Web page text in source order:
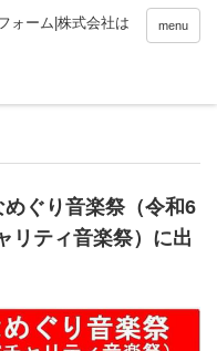
menu
ぐり音楽祭（令和6
ティ音楽祭）に出